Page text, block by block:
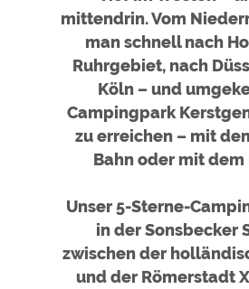
mittendrin. Vom
man schnell nach
Ruhrgebiet, nach
Köln – und
Campingpark
zu erreichen – mit
Bahn oder mit dem
Unser 5-Sterne-
in der Sonsbecker
zwischen der
und der Römerstadt
Google Remarketing
https://
Die Cookieeinstellungen können
über "COOKIES" geändert werden!